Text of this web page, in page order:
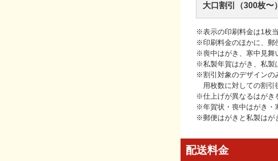
大口割引（300枚〜）
※表示の印刷料金は1枚
※印刷料金のほかに、郵
※喪中はがき、寒中見舞
※私製年賀はがき、私製
※割引対象のデザインの
用枚数に対しての割引
※仕上げが異なるはがき
※年賀状・喪中はがき・
※郵便はがきと私製はが
配送料金